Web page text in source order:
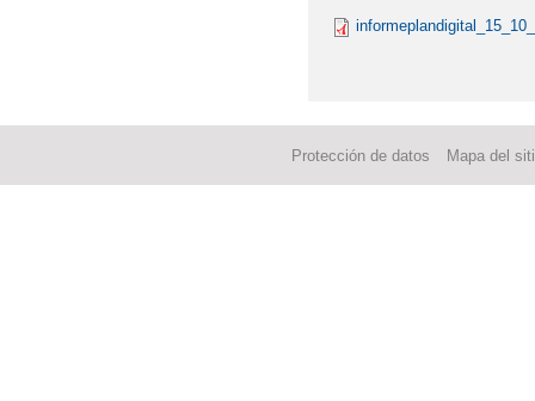
Protección de datos Mapa del